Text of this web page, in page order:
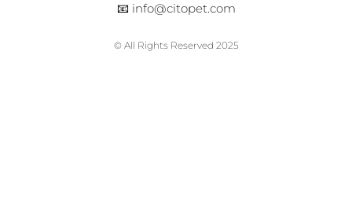
📧 info@citopet.com
© All Rights Reserved 2025